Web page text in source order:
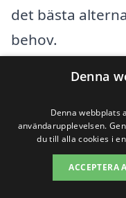
det bästa
behov.
När du söker
Flyinge och
vara bra att
närliggande
städer du kan
Denna
Denna webbplats
användarupplevelsen.
du till alla cookies i
ACCEPTERA